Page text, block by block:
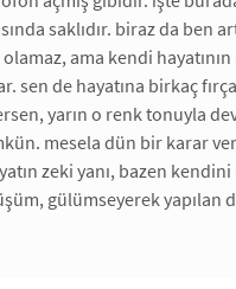
saklıdır. biraz da ben
ama kendi
sen de hayatına birkaç
yarın o renk tonuyla
mesela dün bir karar
zeki yanı, bazen
gülümseyerek yapılan